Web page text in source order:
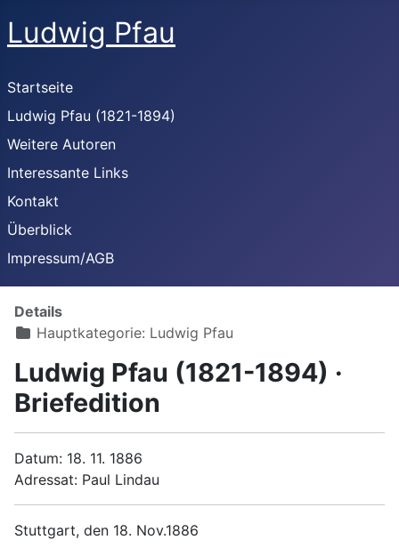
Ludwig Pfau
Startseite
Ludwig Pfau (1821-1894)
Weitere Autoren
Interessante Links
Kontakt
Überblick
Impressum/AGB
Details
Hauptkategorie: Ludwig Pfau
Ludwig Pfau (1821-1894) ·
Briefedition
Datum: 18. 11. 1886
Adressat: Paul Lindau
Stuttgart, den 18. Nov.1886